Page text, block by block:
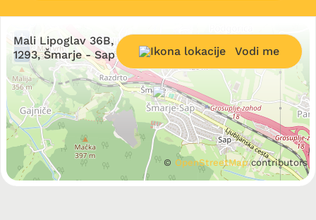
+
−
© OpenStreetMapcontributors
Mali Lipoglav 36B,
1293, Šmarje - Sap
Vodi me